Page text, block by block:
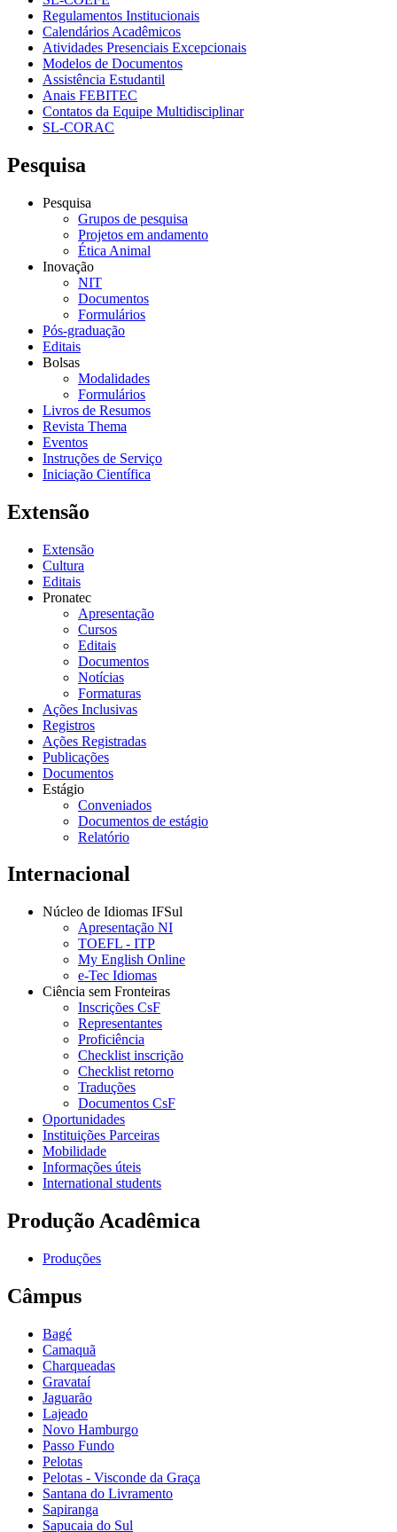
Regulamentos Institucionais
Calendários Acadêmicos
Atividades Presenciais Excepcionais
Modelos de Documentos
Assistência Estudantil
Anais FEBITEC
Contatos da Equipe Multidisciplinar
SL-CORAC
Pesquisa
Pesquisa
Grupos de pesquisa
Projetos em andamento
Ética Animal
Inovação
NIT
Documentos
Formulários
Pós-graduação
Editais
Bolsas
Modalidades
Formulários
Livros de Resumos
Revista Thema
Eventos
Instruções de Serviço
Iniciação Científica
Extensão
Extensão
Cultura
Editais
Pronatec
Apresentação
Cursos
Editais
Documentos
Notícias
Formaturas
Ações Inclusivas
Registros
Ações Registradas
Publicações
Documentos
Estágio
Conveniados
Documentos de estágio
Relatório
Internacional
Núcleo de Idiomas IFSul
Apresentação NI
TOEFL - ITP
My English Online
e-Tec Idiomas
Ciência sem Fronteiras
Inscrições CsF
Representantes
Proficiência
Checklist inscrição
Checklist retorno
Traduções
Documentos CsF
Oportunidades
Instituições Parceiras
Mobilidade
Informações úteis
International students
Produção Acadêmica
Produções
Câmpus
Bagé
Camaquã
Charqueadas
Gravataí
Jaguarão
Lajeado
Novo Hamburgo
Passo Fundo
Pelotas
Pelotas - Visconde da Graça
Santana do Livramento
Sapiranga
Sapucaia do Sul